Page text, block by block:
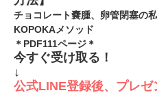
チョコレート嚢腫、卵管閉塞の
KOPOKAメソッド
＊PDF111ページ＊
今すぐ受け取る！
↓
公式LINE登録後、プレゼ